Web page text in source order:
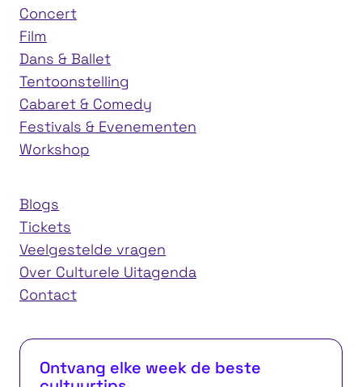
Concert
Film
Dans & Ballet
Tentoonstelling
Cabaret & Comedy
Festivals & Evenementen
Workshop
Blogs
Tickets
Veelgestelde vragen
Over Culturele Uitagenda
Contact
Ontvang elke week de beste